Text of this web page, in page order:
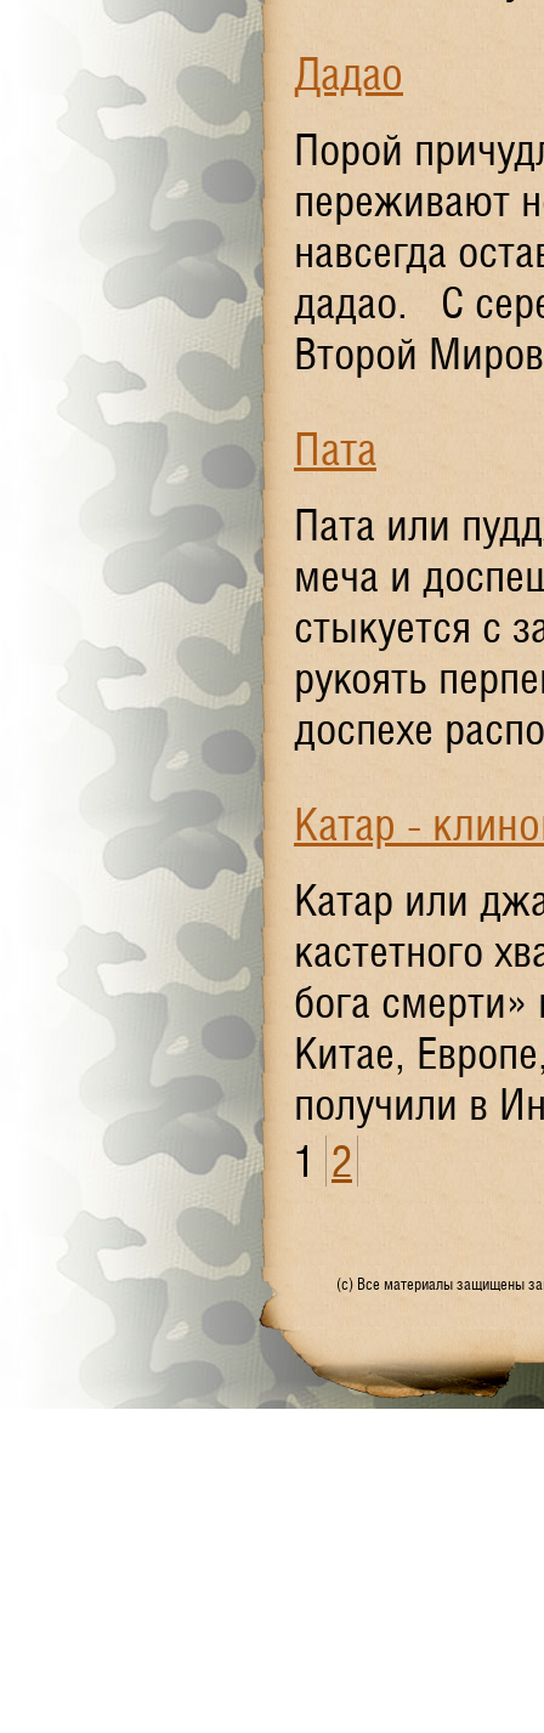
Дадао
Порой
переживают
навсегда
дадао. С
Второй
Пата
Пата или
меча и
стыкуется с
рукоять
доспехе
Катар -
Катар или
кастетного
бога
Китае,
получили в
1 2
(с) Все материалы защищены